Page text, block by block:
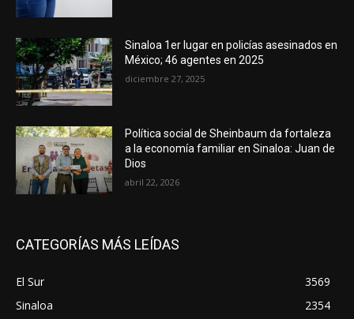
Sinaloa 1er lugar en policías asesinados en
México; 46 agentes en 2025
diciembre 27, 2025
Política social de Sheinbaum da fortaleza
a la economía familiar en Sinaloa: Juan de
Dios
abril 22, 2026
CATEGORÍAS MÁS LEÍDAS
El Sur
3569
Sinaloa
2354